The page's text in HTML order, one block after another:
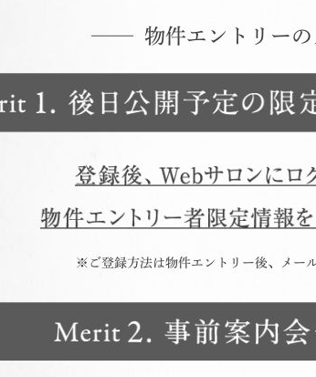
── 物件エントリー
※ご登録方法は物件エントリー後、メー